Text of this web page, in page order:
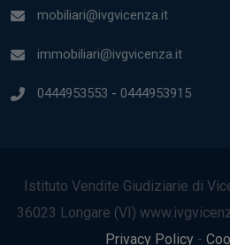
mobiliari@ivgvicenza.it
immobiliari@ivgvicenza.it
0444953553 - 0444953915
Istituto Vendite Giudiziarie di
36023 Longare (VI)
Privacy Policy -